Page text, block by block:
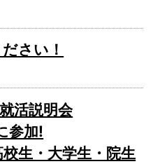
さい！
活説明会
参加!
生・大学生・院生